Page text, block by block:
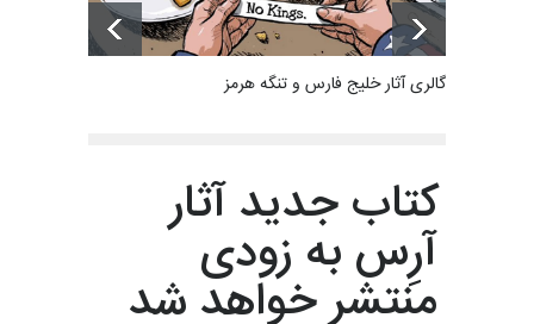
گالری آثار خلیج فارس و تنگه هرمز
کتاب جدید آثار
آرِس به زودی
منتشر خواهد شد